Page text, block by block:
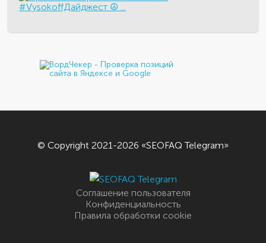
#VysokoffДайджест ☮️ ...
© Copyright 2021-2026 «SEOFAQ Telegram»
Соглашение пользователя
Конфиденциальность
Правила обработки cookie